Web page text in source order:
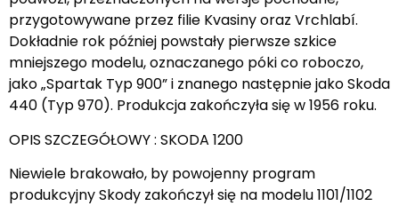
przygotowywane przez filie Kvasiny oraz Vrchlabí.
Dokładnie rok później powstały pierwsze szkice
mniejszego modelu, oznaczanego póki co roboczo,
jako „Spartak Typ 900” i znanego następnie jako Skoda
440 (Typ 970). Produkcja zakończyła się w 1956 roku.
OPIS SZCZEGÓŁOWY : SKODA 1200
Niewiele brakowało, by powojenny program
produkcyjny Skody zakończył się na modelu 1101/1102